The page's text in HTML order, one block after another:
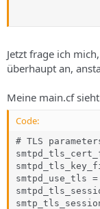
Jetzt frage ich
überhaupt an,
Meine main.cf
Code:
# TLS
smtpd_use_tls